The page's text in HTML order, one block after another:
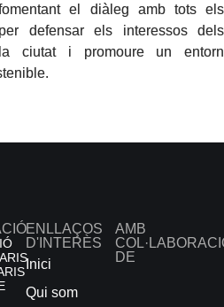
el diàleg amb tots els
defensar els interessos dels
ciutat i promoure un entorn
ENLLAÇOS
D'INTERÈS
Inici
Qui som
AMB
DE